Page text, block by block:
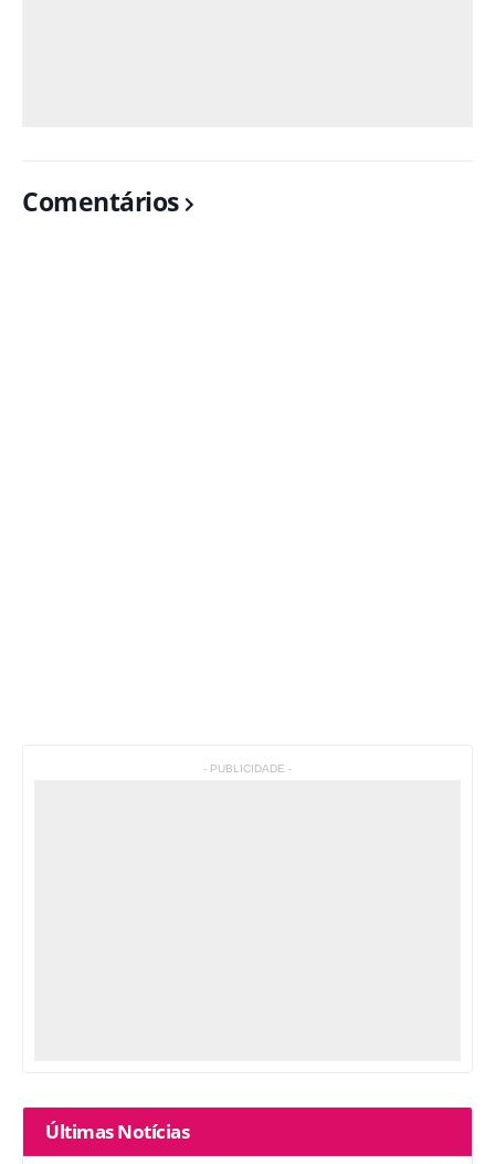
Comentários
- PUBLICIDADE -
Últimas Notícias